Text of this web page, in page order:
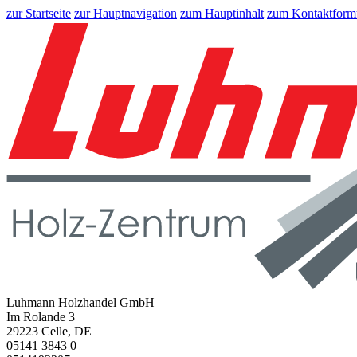
zur Startseite zur Hauptnavigation zum Hauptinhalt zum
Luhmann Holzhandel GmbH
Im Rolande 3
29223 Celle, DE
05141 3843 0